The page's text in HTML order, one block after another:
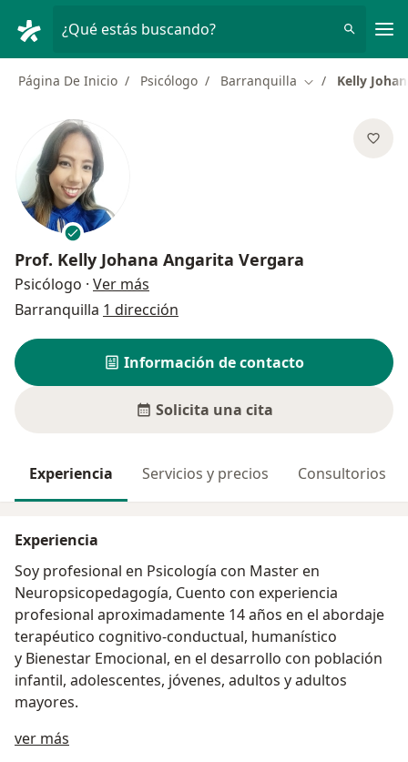
¿Qué estás buscando?
Página De Inicio Psicólogo Barranquilla Cambiar de
Kelly
Prof. Kelly Johana Angarita Vergara
Psicólogo · Ver más
Barranquilla 1 dirección
Información de contacto
Solicita una cita
Experiencia Servicios y precios Consultorios
Experiencia
Soy profesional en Psicología con Master en
Neuropsicopedagogía, Cuento con experiencia
profesional aproximadamente 14 años en el abordaje
terapéutico cognitivo-conductual, humanístico
y Bienestar Emocional, en el desarrollo con población
infantil, adolescentes, jóvenes, adultos y adultos
mayores.
ver más